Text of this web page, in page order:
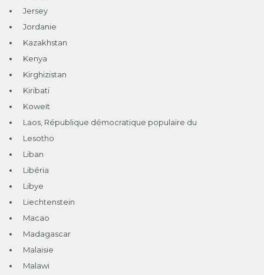
Jersey
Jordanie
Kazakhstan
Kenya
Kirghizistan
Kiribati
Koweït
Laos, République démocratique populaire du
Lesotho
Liban
Libéria
Libye
Liechtenstein
Macao
Madagascar
Malaisie
Malawi